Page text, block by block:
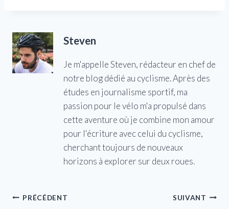
Steven
Je m'appelle Steven, rédacteur en chef de
notre blog dédié au cyclisme. Après des
études en journalisme sportif, ma
passion pour le vélo m'a propulsé dans
cette aventure où je combine mon amour
pour l'écriture avec celui du cyclisme,
cherchant toujours de nouveaux
horizons à explorer sur deux roues.
Navigation
PRÉCÉDENT SUIVANT